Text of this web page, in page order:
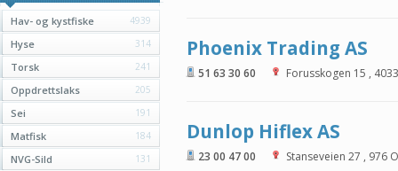
Hav- og kystfiske 4939
Hyse 314
Torsk 241
Oppdrettslaks 205
Sei 191
Matfisk 184
NVG-Sild 131
Phoenix Trading AS
51 63 30 60 Forusskogen 15 , 4033
Dunlop Hiflex AS
23 00 47 00 Stanseveien 27 , 976